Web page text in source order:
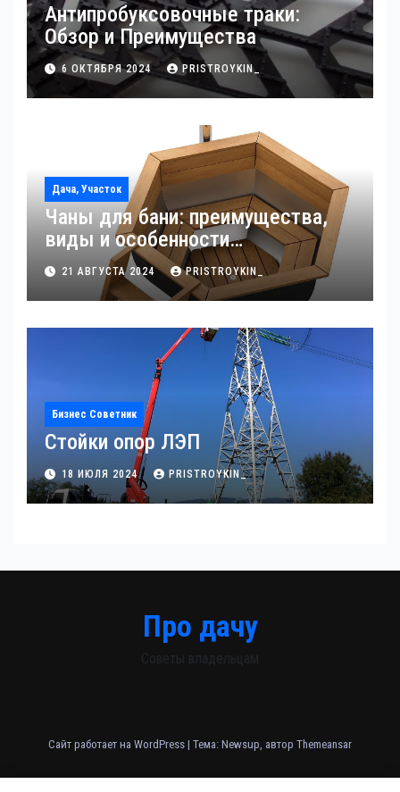
Антипробуксовочные траки:
Обзор и Преимущества
6 ОКТЯБРЯ 2024 PRISTROYKIN_
Дача, Участок
Чаны для бани: преимущества,
виды и особенности
использования
21 АВГУСТА 2024 PRISTROYKIN_
Бизнес Советник
Стойки опор ЛЭП
18 ИЮЛЯ 2024 PRISTROYKIN_
Про дачу
Советы владельцам
Сайт работает на WordPress | Тема: Newsup, автор Themeansar